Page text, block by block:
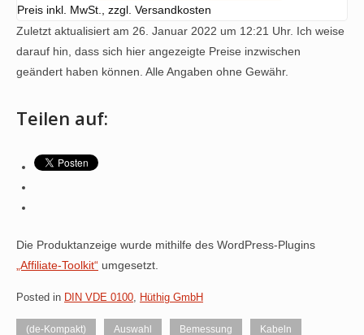
Preis inkl. MwSt., zzgl. Versandkosten
Zuletzt aktualisiert am 26. Januar 2022 um 12:21 Uhr. Ich weise
darauf hin, dass sich hier angezeigte Preise inzwischen
geändert haben können. Alle Angaben ohne Gewähr.
Teilen auf:
Die Produktanzeige wurde mithilfe des WordPress-Plugins
„Affiliate-Toolkit“ umgesetzt.
Posted in DIN VDE 0100, Hüthig GmbH
(de-Kompakt) Auswahl Bemessung Kabeln